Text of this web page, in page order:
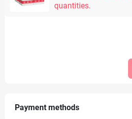
quantities.
Payment methods